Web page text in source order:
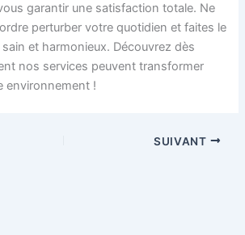
garantir une satisfaction totale. Ne
perturber votre quotidien et faites le
sain et harmonieux. Découvrez dès
nos services peuvent transformer
environnement !
SUIVANT